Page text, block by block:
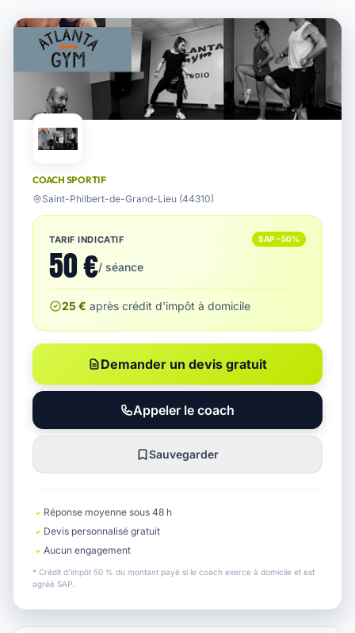
COACH SPORTIF
Saint-Philbert-de-Grand-Lieu (44310)
TARIF INDICATIF SAP −50%
50 €/ séance
25 € après crédit d'impôt à domicile
Demander un devis gratuit
Appeler le coach
Sauvegarder
Réponse moyenne sous 48 h
Devis personnalisé gratuit
Aucun engagement
* Crédit d'impôt 50 % du montant payé si le coach exerce à domicile et est
agréé SAP.